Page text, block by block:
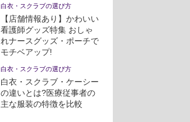
白衣・スクラブの選び方
【店舗情報あり】かわいい
看護師グッズ特集 おしゃ
れナースグッズ・ポーチで
モチベアップ!
白衣・スクラブの選び方
白衣・スクラブ・ケーシー
の違いとは?医療従事者の
主な服装の特徴を比較